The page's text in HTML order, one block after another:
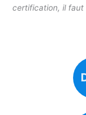
certification, il